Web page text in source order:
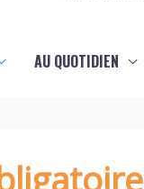
AU QUOTIDIEN